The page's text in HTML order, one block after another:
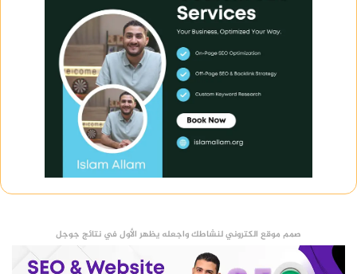
صمم موقع الكتروني لنشاطك واجعله يظهر الأول في نتائج جوجل